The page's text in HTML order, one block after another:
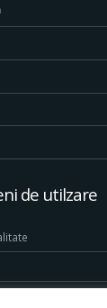
de utilzare